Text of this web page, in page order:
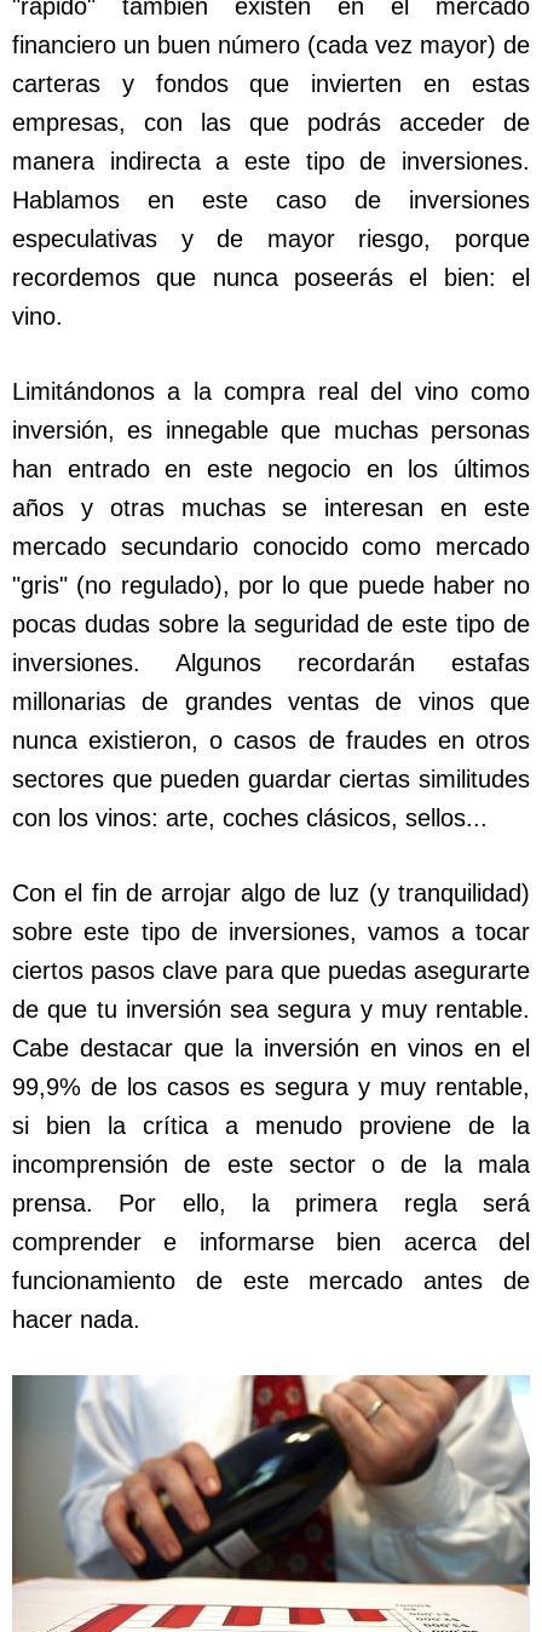
"rápido" también existen en el mercado
financiero un buen número (cada vez mayor) de
carteras y fondos que invierten en estas
empresas, con las que podrás acceder de
manera indirecta a este tipo de inversiones.
Hablamos en este caso de inversiones
especulativas y de mayor riesgo, porque
recordemos que nunca poseerás el bien: el
vino.
Limitándonos a la compra real del vino como
inversión, es innegable que muchas personas
han entrado en este negocio en los últimos
años y otras muchas se interesan en este
mercado secundario conocido como mercado
"gris" (no regulado), por lo que puede haber no
pocas dudas sobre la seguridad de este tipo de
inversiones. Algunos recordarán estafas
millonarias de grandes ventas de vinos que
nunca existieron, o casos de fraudes en otros
sectores que pueden guardar ciertas similitudes
con los vinos: arte, coches clásicos, sellos...
Con el fin de arrojar algo de luz (y tranquilidad)
sobre este tipo de inversiones, vamos a tocar
ciertos pasos clave para que puedas asegurarte
de que tu inversión sea segura y muy rentable.
Cabe destacar que la inversión en vinos en el
99,9% de los casos es segura y muy rentable,
si bien la crítica a menudo proviene de la
incomprensión de este sector o de la mala
prensa. Por ello, la primera regla será
comprender e informarse bien acerca del
funcionamiento de este mercado antes de
hacer nada.